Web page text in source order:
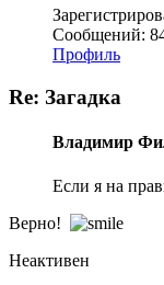
Сообщений:
Профиль
Re: Загадка
Владимир
Если я на
Верно!
Неактивен